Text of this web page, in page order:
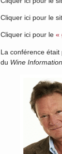
Cliquer ici pour le
Cliquer ici pour le «
La conférence
du Wine